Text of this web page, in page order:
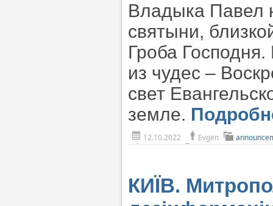
Владыка Павел
святыни,
Гроба
из чудес –
свет
земле.
12.10.2022 Evgen
КИЇВ.